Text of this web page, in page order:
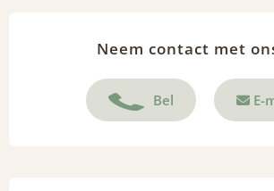
Neem contact met
Bel E-